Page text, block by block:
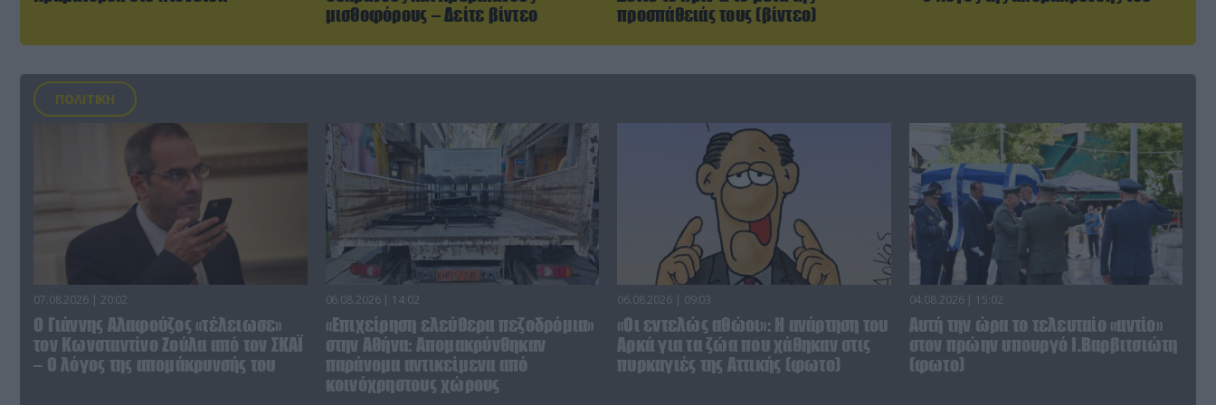
μισθοφόρους – Δείτε βίντεο
προσπάθειάς τους (βίντεο)
ΠΟΛΙΤΙΚΗ
07.08.2026 | 20:02
Ο Γιάννης Αλαφούζος «τέλειωσε»
τον Κωνσταντίνο Ζούλα από τον ΣΚΑΪ
– Ο λόγος της απομάκρυνσής του
06.08.2026 | 14:02
«Επιχείρηση ελεύθερα πεζοδρόμια»
στην Αθήνα: Απομακρύνθηκαν
παράνομα αντικείμενα από
κοινόχρηστους χώρους
06.08.2026 | 09:03
«Οι εντελώς αθώοι»: Η ανάρτηση του
Αρκά για τα ζώα που χάθηκαν στις
πυρκαγιές της Αττικής (φωτο)
04.08.2026 | 15:02
Αυτή την ώρα το τελευταίο «αντίο»
στον πρώην υπουργό Ι.Βαρβιτσιώτη
(φωτο)